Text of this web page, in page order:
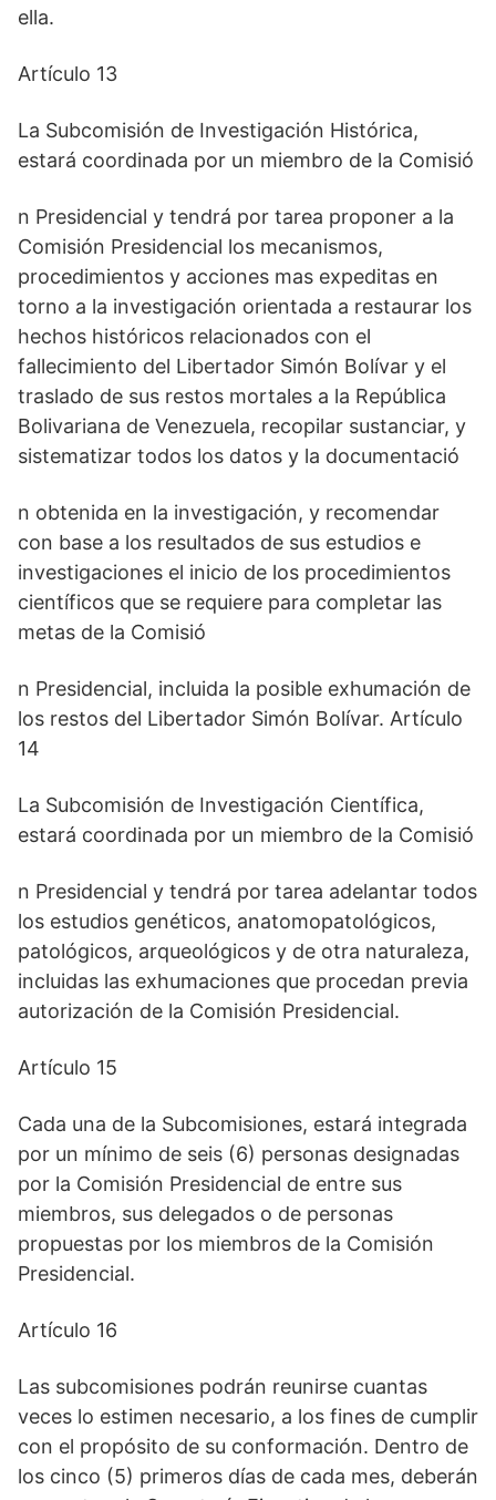
ella.
Artículo 13
La Subcomisión de Investigación Histórica,
estará coordinada por un miembro de la Comisió
n Presidencial y tendrá por tarea proponer a la
Comisión Presidencial los mecanismos,
procedimientos y acciones mas expeditas en
torno a la investigación orientada a restaurar los
hechos históricos relacionados con el
fallecimiento del Libertador Simón Bolívar y el
traslado de sus restos mortales a la República
Bolivariana de Venezuela, recopilar sustanciar, y
sistematizar todos los datos y la documentació
n obtenida en la investigación, y recomendar
con base a los resultados de sus estudios e
investigaciones el inicio de los procedimientos
científicos que se requiere para completar las
metas de la Comisió
n Presidencial, incluida la posible exhumación de
los restos del Libertador Simón Bolívar. Artículo
14
La Subcomisión de Investigación Científica,
estará coordinada por un miembro de la Comisió
n Presidencial y tendrá por tarea adelantar todos
los estudios genéticos, anatomopatológicos,
patológicos, arqueológicos y de otra naturaleza,
incluidas las exhumaciones que procedan previa
autorización de la Comisión Presidencial.
Artículo 15
Cada una de la Subcomisiones, estará integrada
por un mínimo de seis (6) personas designadas
por la Comisión Presidencial de entre sus
miembros, sus delegados o de personas
propuestas por los miembros de la Comisión
Presidencial.
Artículo 16
Las subcomisiones podrán reunirse cuantas
veces lo estimen necesario, a los fines de cumplir
con el propósito de su conformación. Dentro de
los cinco (5) primeros días de cada mes, deberán